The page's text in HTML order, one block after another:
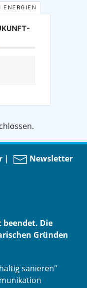
ENERGIEN
|
Newsletter
Die
Gründen
sanieren"